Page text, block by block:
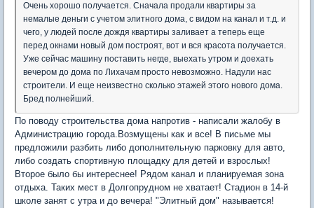
Очень хорошо получается. Сначала продали квартиры за
немалые деньги с учетом элитного дома, с видом на канал и т.д. и
чего, у людей после дождя квартиры заливает а теперь еще
перед окнами новый дом построят, вот и вся красота получается.
Уже сейчас машину поставить негде, выехать утром и доехать
вечером до дома по Лихачам просто невозможно. Надули нас
строители. И еще неизвестно сколько этажей этого нового дома.
Бред полнейший.
По поводу строительства дома напротив - написали жалобу в
Администрацию города.Возмущены как и все! В письме мы
предложили разбить либо дополнительную парковку для авто,
либо создать спортивную площадку для детей и взрослых!
Второе было бы интереснее! Рядом канал и планируемая зона
отдыха. Таких мест в Долгопрудном не хватает! Стадион в 14-й
школе занят с утра и до вечера! "Элитный дом" называется!